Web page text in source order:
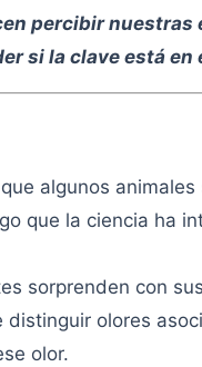
percibir nuestras
si la clave está en
algunos
que la ciencia ha
sorprenden con
distinguir olores
olor.